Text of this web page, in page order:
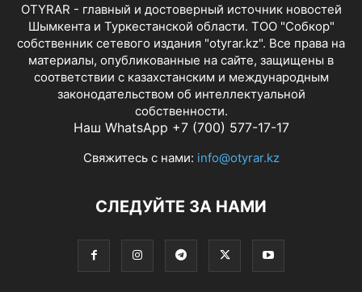
OTYRAR - главный и достоверный источник новостей
Шымкента и Туркестанской области. ТОО "Собкор"
собственник сетевого издания "otyrar.kz". Все права на
материалы, опубликованные на сайте, защищены в
соответствии с казахстанским и международным
законодательством об интеллектуальной
собственности.
Наш WhatsApp +7 (700) 577-17-17
Свяжитесь с нами: info@otyrar.kz
СЛЕДУЙТЕ ЗА НАМИ